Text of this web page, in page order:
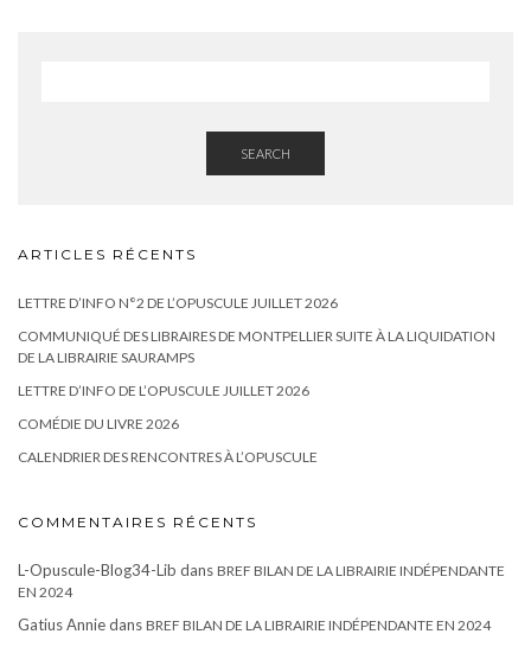
SEARCH
ARTICLES RÉCENTS
LETTRE D’INFO N°2 DE L’OPUSCULE JUILLET 2026
COMMUNIQUÉ DES LIBRAIRES DE MONTPELLIER SUITE À LA LIQUIDATION
DE LA LIBRAIRIE SAURAMPS
LETTRE D’INFO DE L’OPUSCULE JUILLET 2026
COMÉDIE DU LIVRE 2026
CALENDRIER DES RENCONTRES À L’OPUSCULE
COMMENTAIRES RÉCENTS
L-Opuscule-Blog34-Lib dans BREF BILAN DE LA LIBRAIRIE INDÉPENDANTE
EN 2024
Gatius Anniedans BREF BILAN DE LA LIBRAIRIE INDÉPENDANTE EN 2024